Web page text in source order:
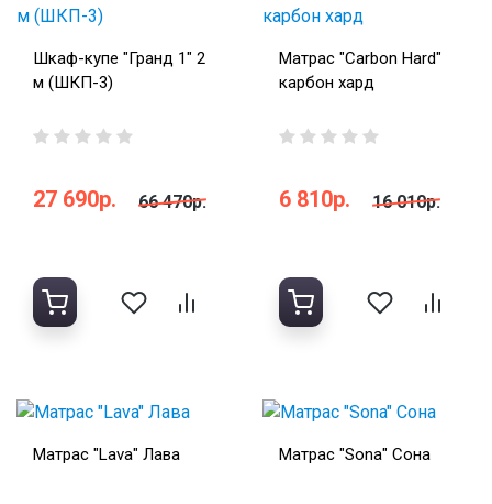
Шкаф-купе "Гранд 1" 2
м (ШКП-3)
27 690р. 66 470р.
Матрас "Carbon Hard"
карбон хард
6 810р. 16 010р.
Матрас "Lava" Лава Матрас "Sona" Сона